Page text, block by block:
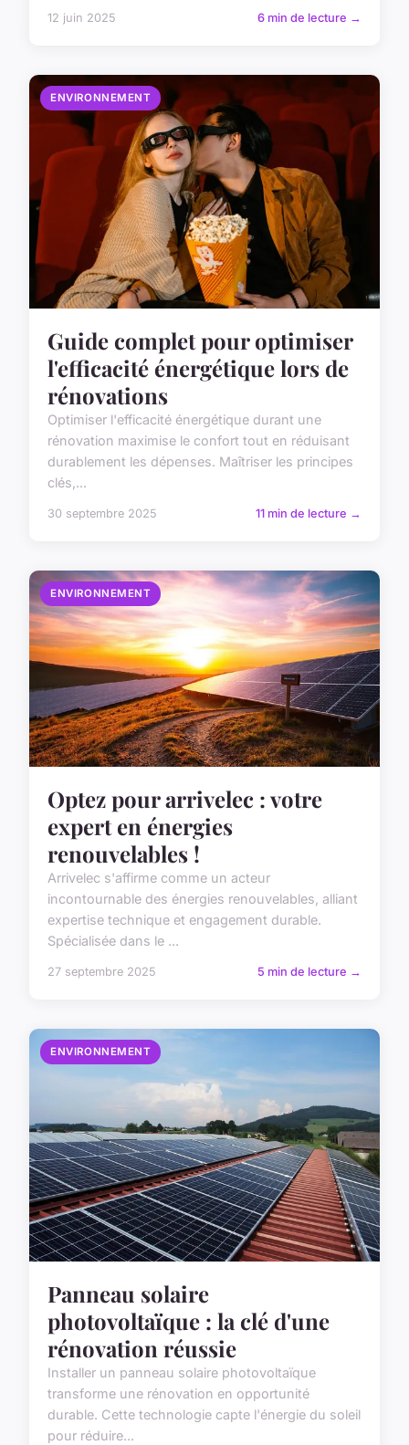
12 juin 2025 6 min de lecture →
ENVIRONNEMENT
Guide complet pour optimiser
l'efficacité énergétique lors de
rénovations
Optimiser l'efficacité énergétique durant une
rénovation maximise le confort tout en réduisant
durablement les dépenses. Maîtriser les principes
clés,...
30 septembre 2025 11 min de lecture →
ENVIRONNEMENT
Optez pour arrivelec : votre
expert en énergies
renouvelables !
Arrivelec s'affirme comme un acteur
incontournable des énergies renouvelables, alliant
expertise technique et engagement durable.
Spécialisée dans le ...
27 septembre 2025 5 min de lecture →
ENVIRONNEMENT
Panneau solaire
photovoltaïque : la clé d'une
rénovation réussie
Installer un panneau solaire photovoltaïque
transforme une rénovation en opportunité
durable. Cette technologie capte l'énergie du soleil
pour réduire...